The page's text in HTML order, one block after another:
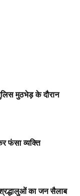
मुठभेड़ के दौरान
फंसा व्यक्ति
का जन सैलाब